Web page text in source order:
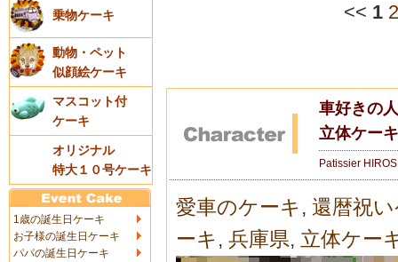
乗物ケーキ
動物・ペット
似顔絵ケーキ
マスコット付
ケーキ
オリジナル
特大１０号ケーキ
1歳の誕生日ケーキ
お子様の誕生日ケーキ
パパの誕生日ケーキ
<< 1 2
車好きの
立体ケーキ
Patissier
愛車のケーキ , 還暦祝
ーキ , 兵庫県, 立体ケー